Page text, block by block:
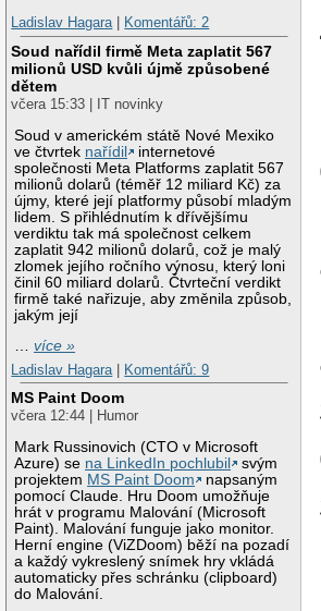
Ladislav Hagara| Komentářů: 2
Soud nařídil firmě Meta zaplatit 567
milionů USD kvůli újmě způsobené
dětem
včera 15:33 | IT novinky
Soud v americkém státě Nové Mexiko
ve čtvrtek nařídil
internetové
společnosti Meta Platforms zaplatit 567
milionů dolarů (téměř 12 miliard Kč) za
újmy, které její platformy působí mladým
lidem. S přihlédnutím k dřívějšímu
verdiktu tak má společnost celkem
zaplatit 942 milionů dolarů, což je malý
zlomek jejího ročního výnosu, který loni
činil 60 miliard dolarů. Čtvrteční verdikt
firmě také nařizuje, aby změnila způsob,
jakým její
…více »
Ladislav Hagara
Komentářů: 9
MS Paint Doom
včera 12:44 | Humor
Mark Russinovich (CTO v Microsoft
Azure) se na LinkedIn pochlubil
svým
projektem MS Paint Doom
napsaným
pomocí Claude. Hru Doom umožňuje
hrát v programu Malování (Microsoft
Paint). Malování funguje jako monitor.
Herní engine (ViZDoom) běží na pozadí
a každý vykreslený snímek hry vkládá
automaticky přes schránku (clipboard)
do Malování.